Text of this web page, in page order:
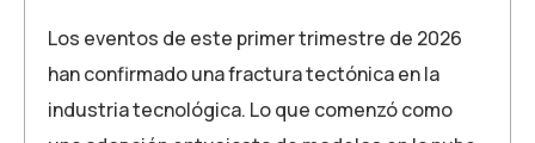
Los eventos de este primer trimestre de 2026
han confirmado una fractura tectónica en la
industria tecnológica. Lo que comenzó como